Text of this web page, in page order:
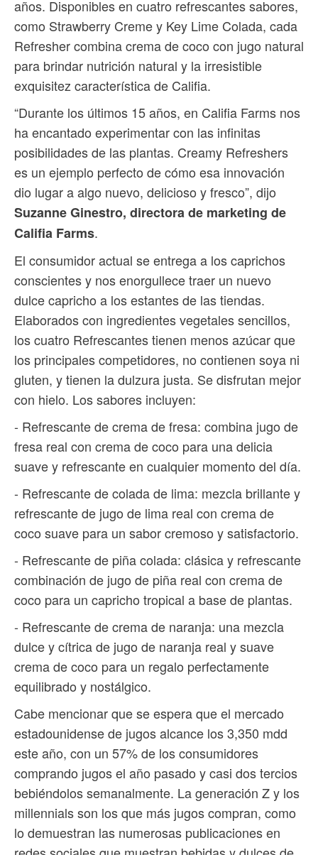
años. Disponibles en cuatro refrescantes sabores,
como Strawberry Creme y Key Lime Colada, cada
Refresher combina crema de coco con jugo natural
para brindar nutrición natural y la irresistible
exquisitez característica de Califia.
“Durante los últimos 15 años, en Califia Farms nos
ha encantado experimentar con las infinitas
posibilidades de las plantas. Creamy Refreshers
es un ejemplo perfecto de cómo esa innovación
dio lugar a algo nuevo, delicioso y fresco”, dijo
Suzanne Ginestro, directora de marketing de
Califia Farms.
El consumidor actual se entrega a los caprichos
conscientes y nos enorgullece traer un nuevo
dulce capricho a los estantes de las tiendas.
Elaborados con ingredientes vegetales sencillos,
los cuatro Refrescantes tienen menos azúcar que
los principales competidores, no contienen soya ni
gluten, y tienen la dulzura justa. Se disfrutan mejor
con hielo. Los sabores incluyen:
- Refrescante de crema de fresa: combina jugo de
fresa real con crema de coco para una delicia
suave y refrescante en cualquier momento del día.
- Refrescante de colada de lima: mezcla brillante y
refrescante de jugo de lima real con crema de
coco suave para un sabor cremoso y satisfactorio.
- Refrescante de piña colada: clásica y refrescante
combinación de jugo de piña real con crema de
coco para un capricho tropical a base de plantas.
- Refrescante de crema de naranja: una mezcla
dulce y cítrica de jugo de naranja real y suave
crema de coco para un regalo perfectamente
equilibrado y nostálgico.
Cabe mencionar que se espera que el mercado
estadounidense de jugos alcance los 3,350 mdd
este año, con un 57% de los consumidores
comprando jugos el año pasado y casi dos tercios
bebiéndolos semanalmente. La generación Z y los
millennials son los que más jugos compran, como
lo demuestran las numerosas publicaciones en